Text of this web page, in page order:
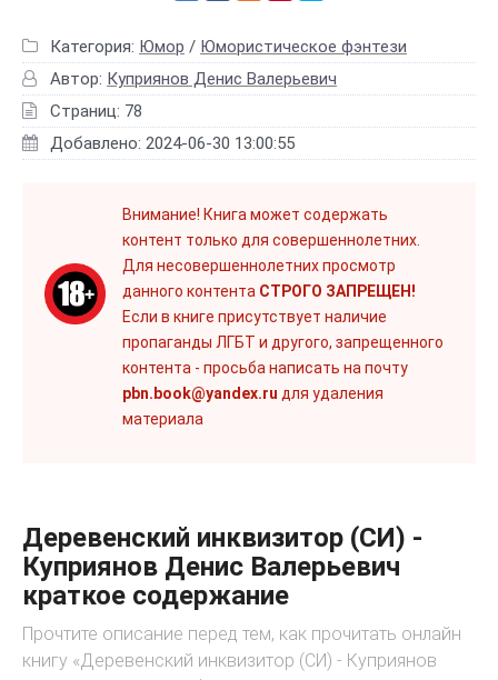
Категория: Юмор / Юмористическое фэнтези
Автор: Куприянов Денис Валерьевич
Страниц: 78
Добавлено: 2024-06-30 13:00:55
Внимание! Книга может содержать
контент только для совершеннолетних.
Для несовершеннолетних просмотр
данного контента СТРОГО ЗАПРЕЩЕН!
Если в книге присутствует наличие
пропаганды ЛГБТ и другого, запрещенного
контента - просьба написать на почту
pbn.book@yandex.ru для удаления
материала
Деревенский инквизитор (СИ) -
Куприянов Денис Валерьевич
краткое содержание
Прочтите описание перед тем, как прочитать онлайн
книгу «Деревенский инквизитор (СИ) - Куприянов